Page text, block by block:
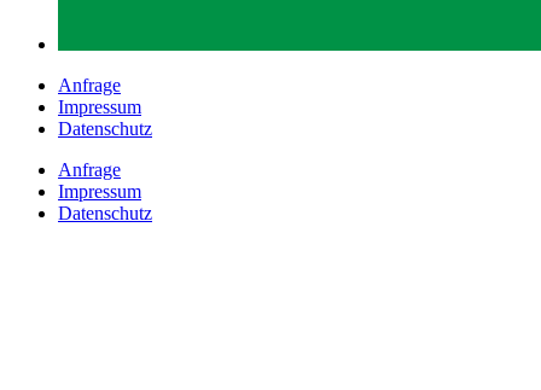
Anfrage
Impressum
Datenschutz
Anfrage
Impressum
Datenschutz